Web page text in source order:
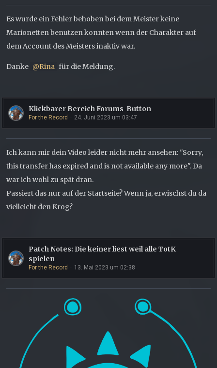
Es wurde ein Fehler behoben bei dem Meister keine
Marionetten benutzen konnten wenn der Charakter auf
dem Account des Meisters inaktiv war.
Danke Rina für die Meldung.
Klickbarer Bereich Forums-Button
For the Record 24. Juni 2023 um 03:47
Ich kann mir dein Video leider nicht mehr ansehen: "Sorry,
this transfer has expired and is not available any more". Da
war ich wohl zu spät dran.
Passiert das nur auf der Startseite? Wenn ja, erwischst du da
vielleicht den Krog?
Patch Notes: Die keiner liest weil alle TotK
spielen
For the Record 13. Mai 2023 um 02:38